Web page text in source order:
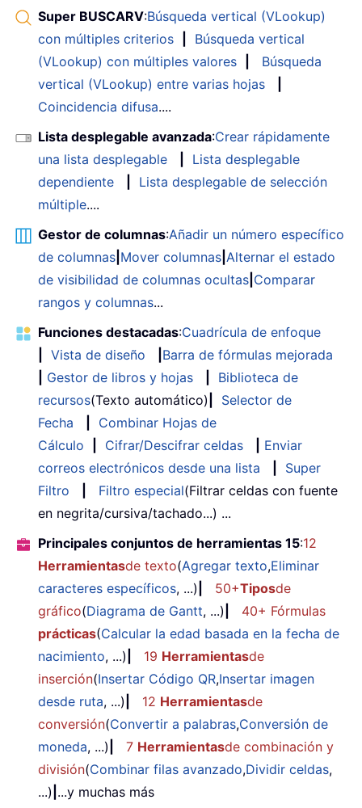
Super BUSCARV:Búsqueda vertical (VLookup)
con múltiples criterios
Búsqueda vertical
(VLookup) con múltiples valores
Búsqueda
vertical (VLookup) entre varias hojas
Coincidencia difusa....
Lista desplegable avanzada:Crear rápidamente
una lista desplegable
Lista desplegable
dependiente
Lista desplegable de selección
múltiple....
Gestor de columnas:Añadir un número específico
de columnas Mover columnas Alternar el estado
de visibilidad de columnas ocultas Comparar
rangos y columnas...
Funciones destacadas:Cuadrícula de enfoque
Vista de diseño
Barra de fórmulas mejorada
Gestor de libros y hojas
Biblioteca de
recursos(Texto automático)
Selector de
Fecha
Combinar Hojas de
Cálculo
Cifrar/Descifrar celdas
Enviar
correos electrónicos desde una lista
Super
Filtro
Filtro especial(Filtrar celdas con fuente
en negrita/cursiva/tachado...) ...
Principales conjuntos de herramientas 15:12
Herramientasde texto(Agregar texto,Eliminar
caracteres específicos, ...) 50+Tiposde
gráfico(Diagrama de Gantt, ...)
40+ Fórmulas
prácticas(Calcular la edad basada en la fecha de
nacimiento, ...) 19 Herramientasde
inserción(Insertar Código QR,Insertar imagen
desde ruta, ...) 12 Herramientasde
conversión(Convertir a palabras,Conversión de
moneda, ...) 7 Herramientasde combinación y
división(Combinar filas avanzado,Dividir celdas,
...) ...y muchas más